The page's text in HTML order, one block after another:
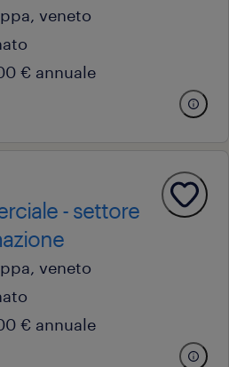
veneto
€ annuale
- settore
veneto
€ annuale